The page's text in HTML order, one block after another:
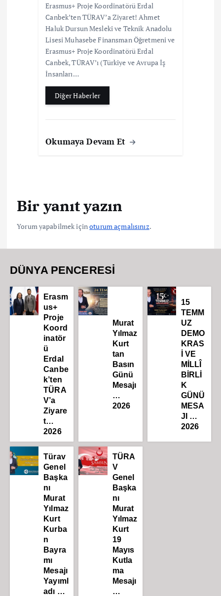
Erasmus+ Proje Koordinatörü Erdal
Canbek’ten TÜRAV’a Ziyaret! Ahmet
Haluk Dursun Mesleki ve Teknik Anadolu
Lisesi Muhasebe Finansman Öğretmeni ve
Erasmus+ Proje Koordinatörü Erdal
Canbek, TÜRAV’ı (Türkiye ve Avrupa İş
İnsanları…
Diğer Haberler
Okumaya Devam Et
Bir yanıt yazın
Yorum yapabilmek içinoturum açmalısınız.
DÜNYA PENCERESİ
Erasm
us+
Proje
Koord
inatör
ü
Erdal
Canbe
k’ten
TÜRA
V’a
Ziyare
t…
2026
Murat
Yılmaz
Kurt
tan
Basın
Günü
Mesajı
…
2026
15
TEMM
UZ
DEMO
KRAS
İ VE
MİLLÎ
BİRLİ
K
GÜNÜ
MESA
JI …
2026
Türav
Genel
Başka
nı
Murat
Yılmaz
Kurt
Kurba
n
Bayra
mı
Mesajı
Yayıml
adı …
TÜRA
V
Genel
Başka
nı
Murat
Yılmaz
Kurt
19
Mayıs
Kutla
ma
Mesajı
…